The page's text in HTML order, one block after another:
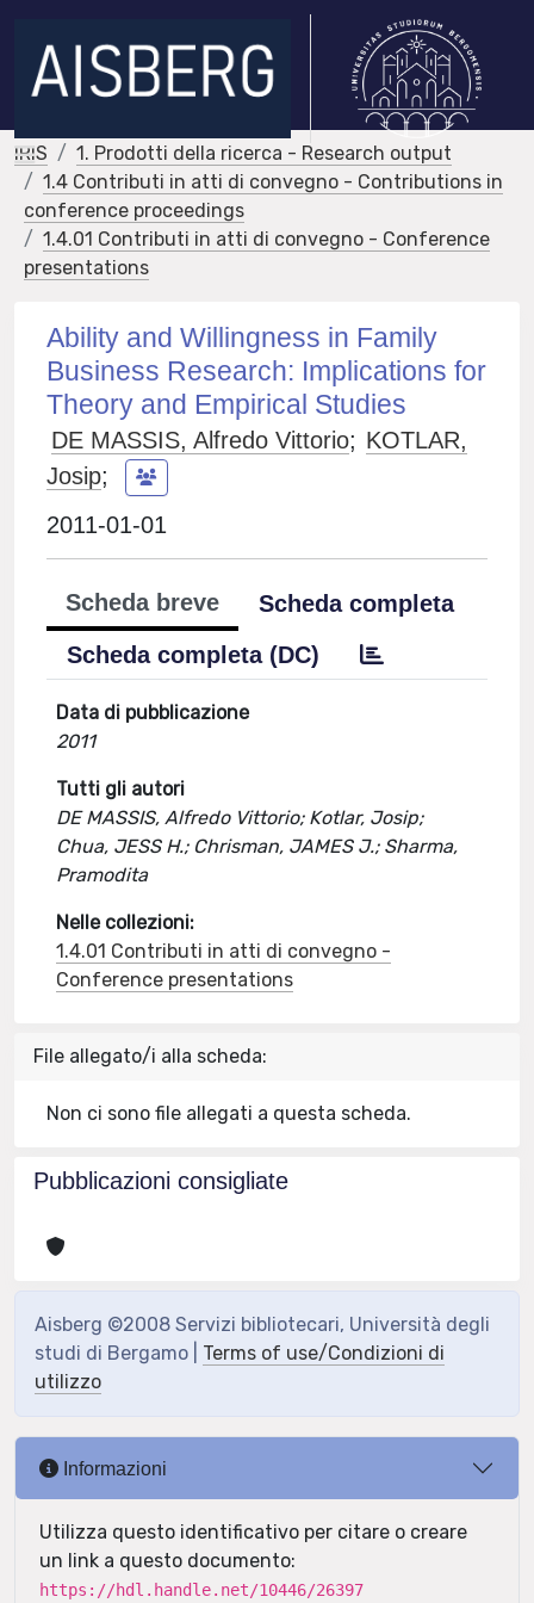
IRIS
1. Prodotti della ricerca - Research output
1.4 Contributi in atti di convegno - Contributions in
conference proceedings
1.4.01 Contributi in atti di convegno - Conference
presentations
Ability and Willingness in Family
Business Research: Implications for
Theory and Empirical Studies
DE MASSIS, Alfredo Vittorio; KOTLAR,
Josip;
2011-01-01
Scheda breve
Scheda completa
Scheda completa (DC)
Data di pubblicazione
2011
Tutti gli autori
DE MASSIS, Alfredo Vittorio; Kotlar, Josip;
Chua, JESS H.; Chrisman, JAMES J.; Sharma,
Pramodita
Nelle collezioni:
1.4.01 Contributi in atti di convegno -
Conference presentations
File allegato/i alla scheda:
Non ci sono file allegati a questa scheda.
Pubblicazioni consigliate
Aisberg ©2008 Servizi bibliotecari, Università degli
studi di Bergamo | Terms of use/Condizioni di
utilizzo
Informazioni
Utilizza questo identificativo per citare o creare
un link a questo documento:
https://hdl.handle.net/10446/26397